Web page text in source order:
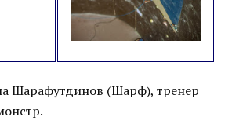
Шарафутдинов (Шарф), тренер